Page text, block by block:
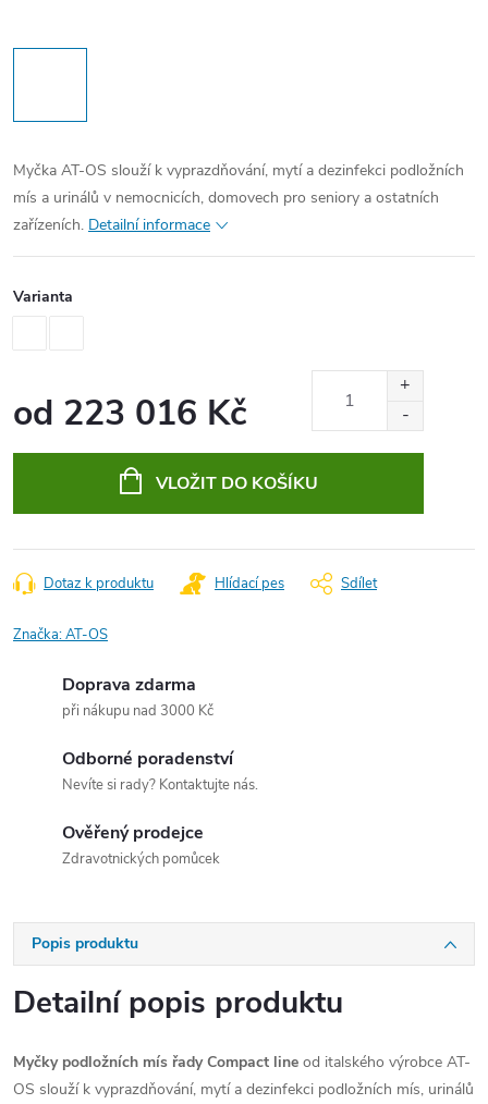
Myčka AT-OS slouží k vyprazdňování, mytí a dezinfekci podložních
mís a urinálů v nemocnicích, domovech pro seniory a ostatních
zařízeních. Detailní informace
Varianta
od 223 016 Kč
VLOŽIT DO KOŠÍKU
Dotaz k produktu Hlídací pes Sdílet
Značka:AT-OS
Doprava zdarma
při nákupu nad 3000 Kč
Odborné poradenství
Nevíte si rady? Kontaktujte nás.
Ověřený prodejce
Zdravotnických pomůcek
Popis produktu
Detailní popis produktu
Myčky podložních mís řady Compact line od italského výrobce AT-
OS slouží k vyprazdňování, mytí a dezinfekci podložních mís, urinálů